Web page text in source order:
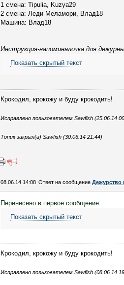
1 смена: Tipulia, Kuzya29
2 смена: Леди Меламори, Влад18
Машина: Влад18
Инструкция-напоминалочка для
Показать скрытый текст
Крокодил, крокожу и буду крокодить!
Исправлено пользователем Sawfish (25.06.14
Топик закрыл(а) Sawfish (30.06.14 21:44)
08.06.14 14:08 Ответ на сообщение Дежурство
Перенесено в первое сообщение
Показать скрытый текст
Крокодил, крокожу и буду крокодить!
Исправлено пользователем Sawfish (08.06.14